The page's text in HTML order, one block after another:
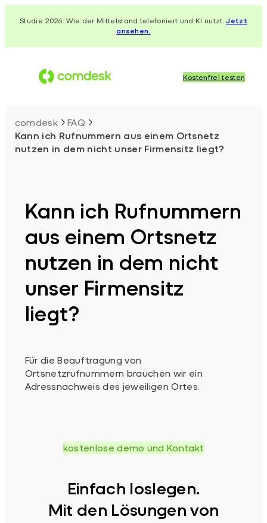
InhaltStudie 2026: Wie der Mittelstand telefoniert und KI nutzt.Jetzt
ansehen.
Kostenfrei testen
comdesk
FAQ
Kann ich Rufnummern aus einem Ortsnetz
nutzen in dem nicht unser Firmensitz liegt?
Kann ich Rufnummern
aus einem Ortsnetz
nutzen in dem nicht
unser Firmensitz
liegt?
Für die Beauftragung von
Ortsnetzrufnummern brauchen wir ein
Adressnachweis des jeweiligen Ortes.
kostenlose demo und Kontakt
Einfach loslegen.
Mit den Lösungen von